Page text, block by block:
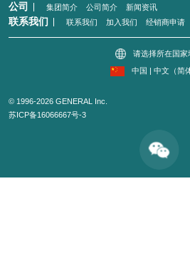
公司 集团简介 公司简介 新闻资讯
联系我们 联系我们 加入我们 经销商申请
请选择所在国家
中国 | 中文（简
© 1996-2026 GENERAL Inc.
苏ICP备16066667号-3